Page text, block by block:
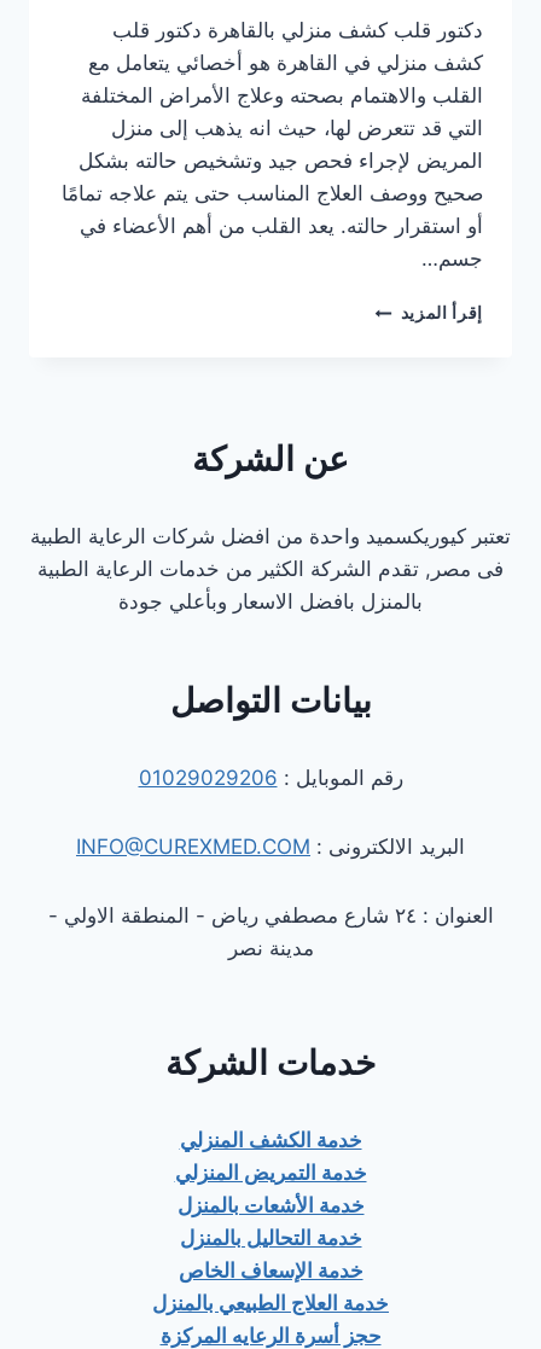
دكتور قلب كشف منزلي بالقاهرة دكتور قلب
كشف منزلي في القاهرة هو أخصائي يتعامل مع
القلب والاهتمام بصحته وعلاج الأمراض المختلفة
التي قد تتعرض لها، حيث انه يذهب إلى منزل
المريض لإجراء فحص جيد وتشخيص حالته بشكل
صحيح ووصف العلاج المناسب حتى يتم علاجه تمامًا
أو استقرار حالته. يعد القلب من أهم الأعضاء في
جسم…
إقرأ المزيد دكتور
عن الشركة
تعتبر كيوريكسميد واحدة من افضل شركات الرعاية الطبية
فى مصر, تقدم الشركة الكثير من خدمات الرعاية الطبية
بالمنزل بافضل الاسعار وبأعلي جودة
بيانات التواصل
رقم الموبايل : 01029029206
البريد الالكترونى : INFO@CUREXMED.COM
العنوان : ٢٤ شارع مصطفي رياض - المنطقة الاولي -
مدينة نصر
خدمات الشركة
خدمة الكشف المنزلي
خدمة التمريض المنزلي
خدمة الأشعات بالمنزل
خدمة التحاليل بالمنزل
خدمة الإسعاف الخاص
خدمة العلاج الطبيعي بالمنزل
حجز أسرة الرعايه المركزة